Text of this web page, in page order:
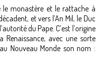
le monastère et le rattache à
et vers l’An Mil, le Duc
du Pape. C’est l’origine
Renaissance, avec une sorte
Nouveau Monde son nom :